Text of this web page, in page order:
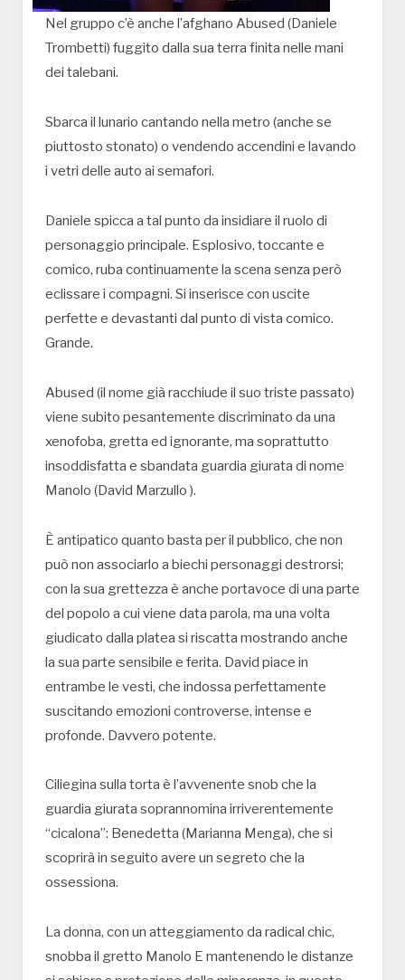
Nel gruppo c’è anche l’afghano Abused (Daniele
Trombetti) fuggito dalla sua terra finita nelle mani
dei talebani.
Sbarca il lunario cantando nella metro (anche se
piuttosto stonato) o vendendo accendini e lavando
i vetri delle auto ai semafori.
Daniele spicca a tal punto da insidiare il ruolo di
personaggio principale. Esplosivo, toccante e
comico, ruba continuamente la scena senza però
eclissare i compagni. Si inserisce con uscite
perfette e devastanti dal punto di vista comico.
Grande.
Abused (il nome già racchiude il suo triste passato)
viene subito pesantemente discriminato da una
xenofoba, gretta ed ignorante, ma soprattutto
insoddisfatta e sbandata guardia giurata di nome
Manolo (David Marzullo ).
È antipatico quanto basta per il pubblico, che non
può non associarlo a biechi personaggi destrorsi;
con la sua grettezza è anche portavoce di una parte
del popolo a cui viene data parola, ma una volta
giudicato dalla platea si riscatta mostrando anche
la sua parte sensibile e ferita. David piace in
entrambe le vesti, che indossa perfettamente
suscitando emozioni controverse, intense e
profonde. Davvero potente.
Ciliegina sulla torta è l’avvenente snob che la
guardia giurata soprannomina irriverentemente
“cicalona”: Benedetta (Marianna Menga), che si
scoprirà in seguito avere un segreto che la
ossessiona.
La donna, con un atteggiamento da radical chic,
snobba il gretto Manolo E mantenendo le distanze